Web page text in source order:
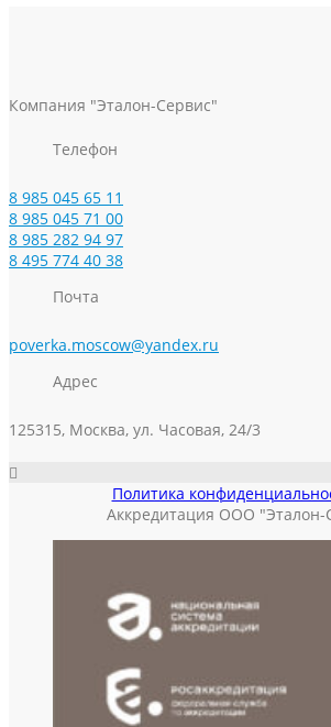
Компания "Эталон-Сервис"
Телефон
8 985 045 65 11
8 985 045 71 00
8 985 282 94 97
8 495 774 40 38
Почта
poverka.moscow@yandex.ru
Адрес
125315, Москва, ул. Часовая, 24/3
Политика
Аккредитация ООО "Эталон-